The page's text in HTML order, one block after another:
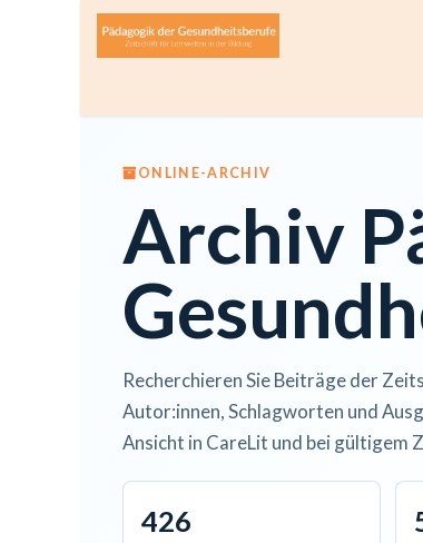
Zum Inhalt springen
ONLINE-ARCHIV
Archiv
Recherchieren Sie Beiträge der
Autor:innen, Schlagworten und
Ansicht in CareLit und bei gültigem
426